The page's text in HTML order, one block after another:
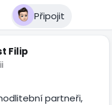
Připojit
Filip
partneři,